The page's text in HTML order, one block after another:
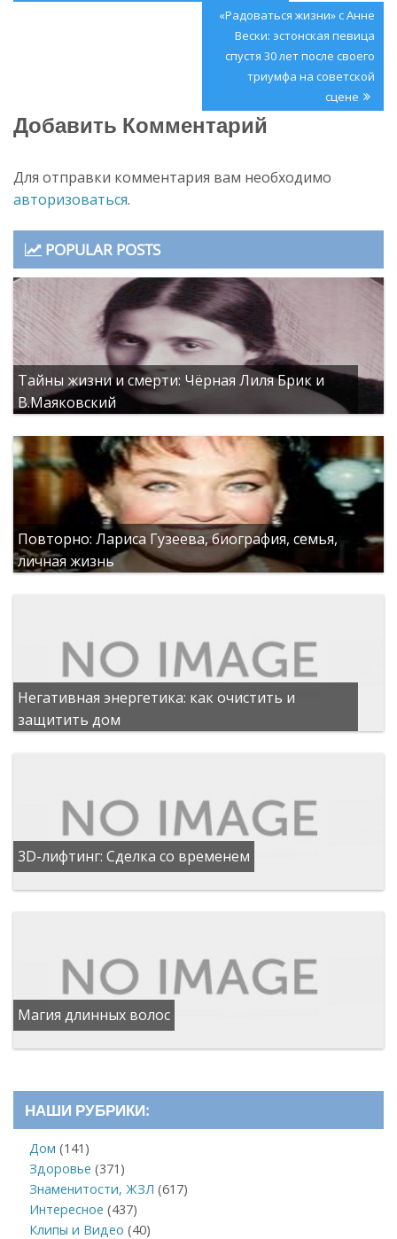
поPost:
Next
Post:
«Радоваться жизни» с Анне
Вески: эстонская певица
спустя 30 лет после своего
триумфа на советской
сцене
Добавить Комментарий
Для отправки комментария вам необходимо
авторизоваться.
POPULAR POSTS
Тайны жизни и смерти: Чёрная Лиля Брик и
В.Маяковский
Повторно: Лариса Гузеева, биография, семья,
личная жизнь
Негативная энергетика: как очистить и
защитить дом
3D-лифтинг: Сделка со временем
Магия длинных волос
НАШИ РУБРИКИ:
Дом (141)
Здоровье (371)
Знаменитости, ЖЗЛ (617)
Интересное (437)
Клипы и Видео (40)